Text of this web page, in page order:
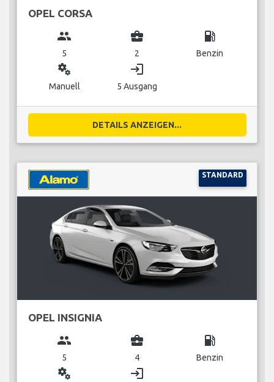
OPEL CORSA
group
5
business_center
2
local_gas_station
Benzin
miscellaneous_services
Manuell
login
5 Ausgang
DETAILS ANZEIGEN...
STANDARD
OPEL INSIGNIA
group
5
business_center
4
local_gas_station
Benzin
miscellaneous_services login